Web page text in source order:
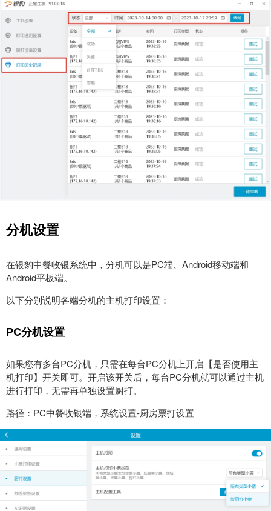
分机设置
在银豹中餐收银系统中，分机可以是PC端、Android移动端和
Android平板端。
以下分别说明各端分机的主机打印设置：
PC分机设置
如果您有多台PC分机，只需在每台PC分机上开启【是否使用主
机打印】开关即可。开启该开关后，每台PC分机就可以通过主机
进行打印，无需再单独设置厨打。
路径：PC中餐收银端，系统设置-厨房票打设置